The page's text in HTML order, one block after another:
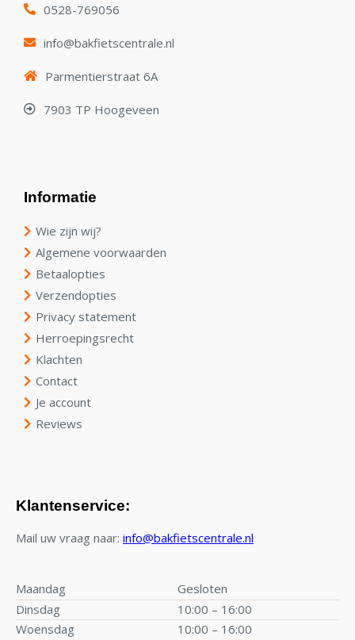
0528-769056
info@bakfietscentrale.nl
Parmentierstraat 6A
7903 TP Hoogeveen
Informatie
Wie zijn wij?
Algemene voorwaarden
Betaalopties
Verzendopties
Privacy statement
Herroepingsrecht
Klachten
Contact
Je account
Reviews
Klantenservice:
Mail uw vraag naar: info@bakfietscentrale.nl
Maandag
Gesloten
Dinsdag
10:00 – 16:00
Woensdag
10:00 – 16:00